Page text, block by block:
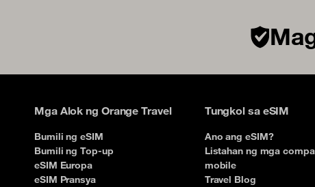
Mga Alok ng Orange Travel
Bumili ng eSIM
Bumili ng Top-up
eSIM Europa
eSIM Pransya
Tungkol sa eSIM
Ano ang eSIM?
Listahan ng mga
mobile
Travel Blog